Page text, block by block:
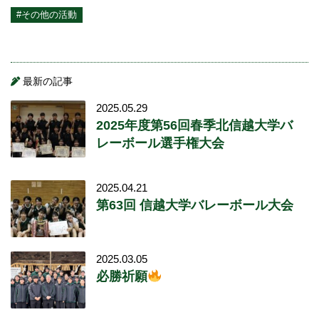
#その他の活動
最新の記事
2025.05.29
2025年度第56回春季北信越大学バ
レーボール選手権大会
2025.04.21
第63回 信越大学バレーボール大会
2025.03.05
必勝祈願